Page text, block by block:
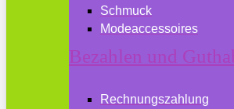
Schmuck
Modeaccessoires
Bezahlen und
Rechnungszahlung